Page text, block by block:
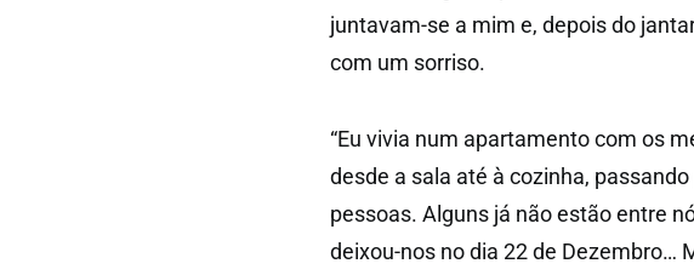
juntavam-se a mim e, depois do
com um sorriso.
“Eu vivia num apartamento com os
desde a sala até à cozinha,
pessoas. Alguns já não estão entre
deixou-nos no dia 22 de Dezembro…